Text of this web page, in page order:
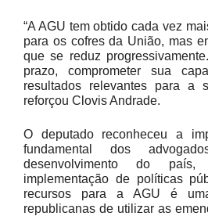
“A AGU tem obtido cada vez
para os cofres da União, mas
que se reduz
prazo, comprometer sua
resultados relevantes para a
reforçou Clovis Andrade.
O deputado reconheceu a
fundamental dos
desenvolvimento do país,
implementação de políticas
recursos para a AGU é
republicanas de utilizar as